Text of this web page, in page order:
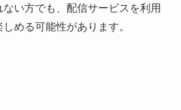
い方でも、配信サービスを利用
める可能性があります。